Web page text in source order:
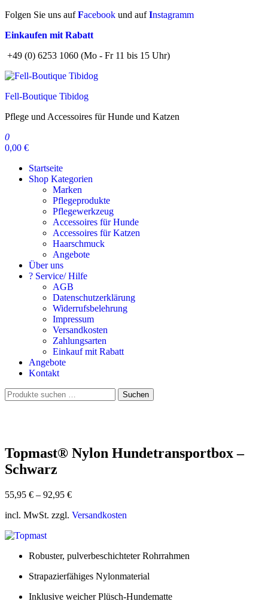
Zum
springen
Folgen Sie uns aufFacebook und aufInstagramm
Einkaufen mit Rabatt
+49 (0) 6253 1060 (Mo - Fr 11 bis 15 Uhr)
Fell-Boutique Tibidog
Pflege und Accessoires für Hunde und Katzen
0
0,00 €
Startseite
Shop Kategorien
Marken
Pflegeprodukte
Pflegewerkzeug
Accessoires für Hunde
Accessoires für Katzen
Haarschmuck
Angebote
Über uns
? Service/ Hilfe
AGB
Datenschutzerklärung
Widerrufsbelehrung
Impressum
Versandkosten
Zahlungsarten
Einkauf mit Rabatt
Angebote
Kontakt
Suchen
nach:
Suchen
Topmast® Nylon Hundetransportbox –
Schwarz
55,95 € – 92,95 €
incl. MwSt. zzgl. Versandkosten
Robuster, pulverbeschichteter Rohrrahmen
Strapazierfähiges Nylonmaterial
Inklusive weicher Plüsch-Hundematte